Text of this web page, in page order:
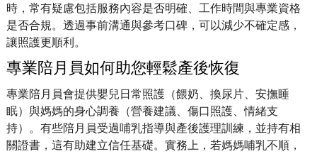
時，常有疑慮包括服務內容是否明確、工作時間與專業資格
是否合規。透過事前溝通與參考口碑，可以減少不確定感，
讓照護更順利。
專業陪月員如何助您輕鬆產後恢復
專業陪月員會提供嬰兒日常照護（餵奶、換尿片、安撫睡
眠）與媽媽的身心調養（營養建議、傷口照護、情緒支
持）。有些陪月員受過哺乳指導與產後護理訓練，並持有相
關證書，這有助建立信任基礎。實務上，若媽媽哺乳不順，